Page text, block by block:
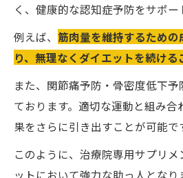
く、健康的な認知症予防をサポー
例えば、 筋肉量を維持するため
り、無理なくダイエットを続ける
また、関節痛予防・骨密度低下
ております。適切な運動と組み合
果をさらに引き出すことが可能で
このように、治療院専用サプリ
ットにおいて強力な助っ人とな